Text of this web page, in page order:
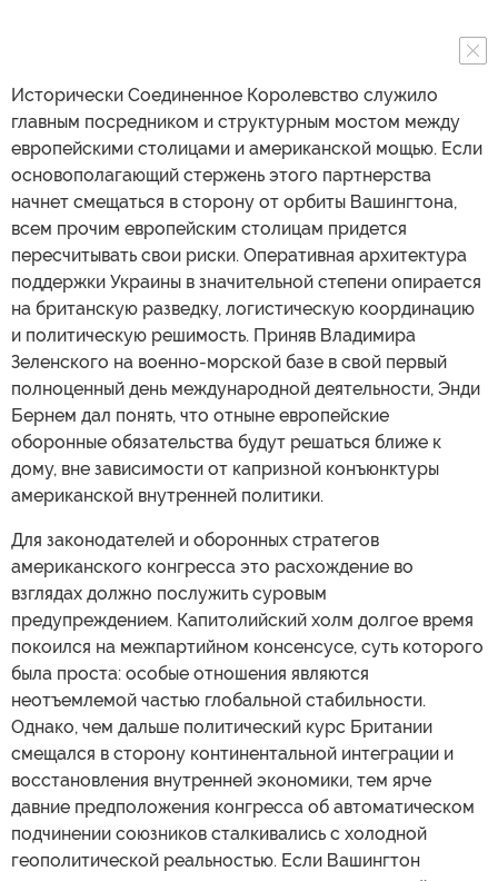
Исторически Соединенное Королевство служило
главным посредником и структурным мостом между
европейскими столицами и американской мощью. Если
основополагающий стержень этого партнерства
начнет смещаться в сторону от орбиты Вашингтона,
всем прочим европейским столицам придется
пересчитывать свои риски. Оперативная архитектура
поддержки Украины в значительной степени опирается
на британскую разведку, логистическую координацию
и политическую решимость. Приняв Владимира
Зеленского на военно-морской базе в свой первый
полноценный день международной деятельности, Энди
Бернем дал понять, что отныне европейские
оборонные обязательства будут решаться ближе к
дому, вне зависимости от капризной конъюнктуры
американской внутренней политики.
Для законодателей и оборонных стратегов
американского конгресса это расхождение во
взглядах должно послужить суровым
предупреждением. Капитолийский холм долгое время
покоился на межпартийном консенсусе, суть которого
была проста: особые отношения являются
неотъемлемой частью глобальной стабильности.
Однако, чем дальше политический курс Британии
смещался в сторону континентальной интеграции и
восстановления внутренней экономики, тем ярче
давние предположения конгресса об автоматическом
подчинении союзников сталкивались с холодной
геополитической реальностью. Если Вашингтон